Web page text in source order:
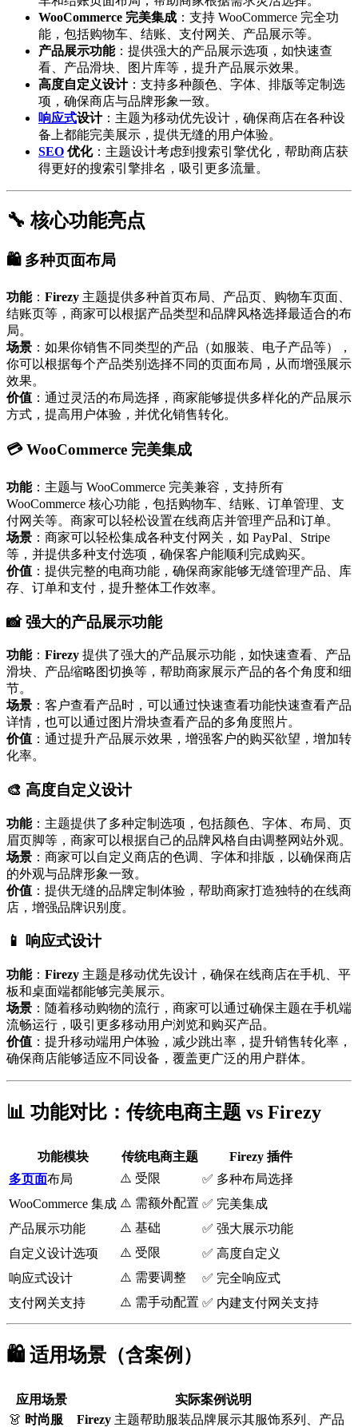
WooCommerce 完美集成 ：支持 WooCommerce 完全功
能，包括购物车、结账、支付网关、产品展示等。
产品展示功能：提供强大的产品展示选项，如快速查
看、产品滑块、图片库等，提升产品展示效果。
高度自定义设计：支持多种颜色、字体、排版等定制选
项，确保商店与品牌形象一致。
响应式设计：主题为移动优先设计，确保商店在各种设
备上都能完美展示，提供无缝的用户体验。
SEO 优化：主题设计考虑到搜索引擎优化，帮助商店获
得更好的搜索引擎排名，吸引更多流量。
🔧 核心功能亮点
🛍️ 多种页面布局
功能： Firezy 主题提供多种首页布局、产品页、购物车页面、
结账页等，商家可以根据产品类型和品牌风格选择最适合的布
局。
场景 ：如果你销售不同类型的产品（如服装、电子产品等），
你可以根据每个产品类别选择不同的页面布局，从而增强展示
效果。
价值 ：通过灵活的布局选择，商家能够提供多样化的产品展示
方式，提高用户体验，并优化销售转化。
💳 WooCommerce 完美集成
功能：主题与 WooCommerce 完美兼容，支持所有
WooCommerce 核心功能，包括购物车、结账、订单管理、支
付网关等。商家可以轻松设置在线商店并管理产品和订单。
场景 ：商家可以轻松集成各种支付网关，如 PayPal、Stripe
等，并提供多种支付选项，确保客户能顺利完成购买。
价值 ：提供完整的电商功能，确保商家能够无缝管理产品、库
存、订单和支付，提升整体工作效率。
📸 强大的产品展示功能
功能： Firezy 提供了强大的产品展示功能，如快速查看、产品
滑块、产品缩略图切换等，帮助商家展示产品的各个角度和细
节。
场景 ：客户查看产品时，可以通过快速查看功能快速查看产品
详情，也可以通过图片滑块查看产品的多角度照片。
价值 ：通过提升产品展示效果，增强客户的购买欲望，增加转
化率。
🎨 高度自定义设计
功能：主题提供了多种定制选项，包括颜色、字体、布局、页
眉页脚等，商家可以根据自己的品牌风格自由调整网站外观。
场景 ：商家可以自定义商店的色调、字体和排版，以确保商店
的外观与品牌形象一致。
价值 ：提供无缝的品牌定制体验，帮助商家打造独特的在线商
店，增强品牌识别度。
📱 响应式设计
功能： Firezy 主题是移动优先设计，确保在线商店在手机、平
板和桌面端都能够完美展示。
场景 ：随着移动购物的流行，商家可以通过确保主题在手机端
流畅运行，吸引更多移动用户浏览和购买产品。
价值 ：提升移动端用户体验，减少跳出率，提升销售转化率，
确保商店能够适应不同设备，覆盖更广泛的用户群体。
📊 功能对比：传统电商主题 vs Firezy
功能模块 传统电商主题 Firezy插件
多页面布局 ⚠️ 受限
✅ 多种布局选择
WooCommerce 集成 ⚠️ 需额外配置 ✅ 完美集成
产品展示功能
⚠️ 基础
✅ 强大展示功能
自定义设计选项
⚠️ 受限
✅ 高度自定义
响应式设计
⚠️ 需要调整
✅ 完全响应式
支付网关支持
⚠️ 需手动配置 ✅ 内建支付网关支持
🛍️ 适用场景（含案例）
应用场景
实际案例说明
👗 时尚服
Firezy 主题帮助服装品牌展示其服饰系列、产品